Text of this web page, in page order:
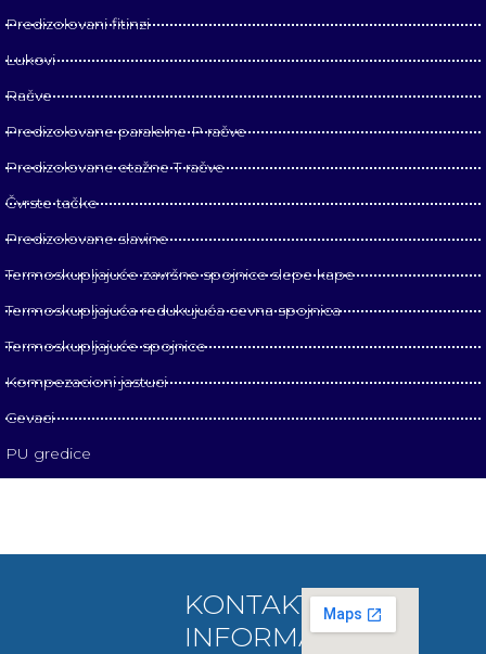
Predizolovani fitinzi
Lukovi
Račve
Predizolovane paralelne P račve
Predizolovane etažne T račve
Čvrste tačke
Predizolovane slavine
Termoskupljajuće završne spojnice slepe kape
Termoskupljajuća redukujuća cevna spojnica
Termoskupljajuće spojnice
Kompezacioni jastuci
Cevaci
PU gredice
KONTAKT
INFORMACIJE